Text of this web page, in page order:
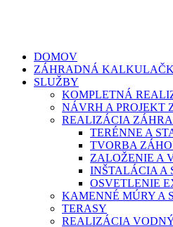
DOMOV
ZÁHRADNÁ
SLUŽBY
KOMPLETNÁ
NÁVRH A PROJEKT
REALIZÁCIA
TERÉNNE A
TVORBA
ZALOŽENIE A
INŠTALÁCIA A
OSVETLENIE
KAMENNÉ MÚRY A
TERASY
REALIZÁCIA